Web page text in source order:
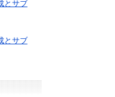
とサブ
とサブ